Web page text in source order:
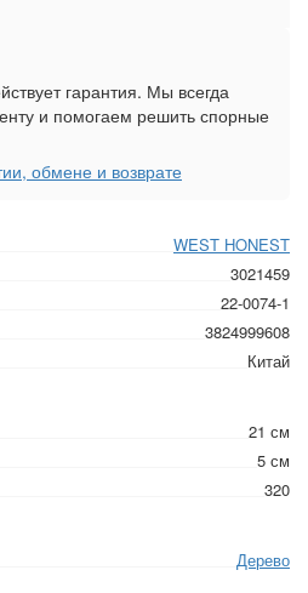
WEST HONEST
3021459
22-0074-1
3824999608
Китай
21 см
5 см
320
Дерево
гарантия. Мы всегда
и помогаем решить спорные
обмене и возврате